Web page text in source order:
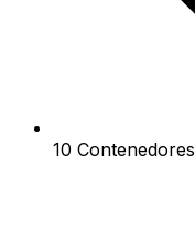
10 Contenedores